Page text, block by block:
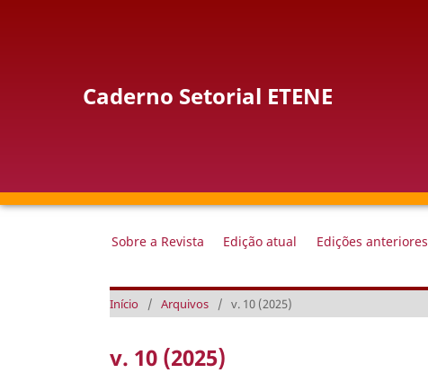
Caderno Setorial ETENE
Sobre a Revista Edição atual Edições anteriores
Início / Arquivos / v. 10 (2025)
v. 10 (2025)